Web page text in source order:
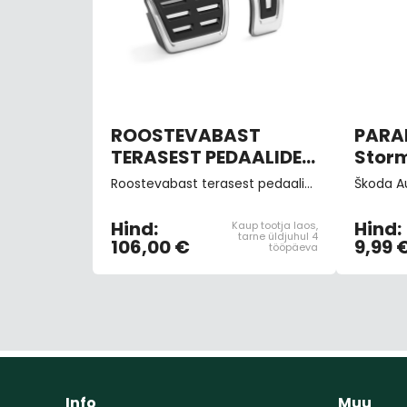
ROOSTEVABAST
TERASEST PEDAALIDE
KATTED (DSG
Roostevabast terasest pedaalide katted, automaatkastiga sõidukile (katted gaasi- ja piduripedaalile)
Hind:
106,00 €
Kaup tootja laos,
tarne üldjuhul 4
tööpäeva
Hind:
9,99